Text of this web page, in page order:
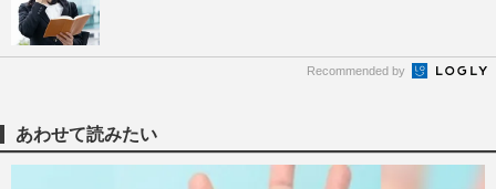
Recommended by
あわせて読みたい